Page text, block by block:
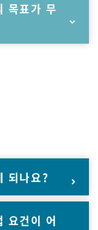
목표가 무
되나요?
요건이 어